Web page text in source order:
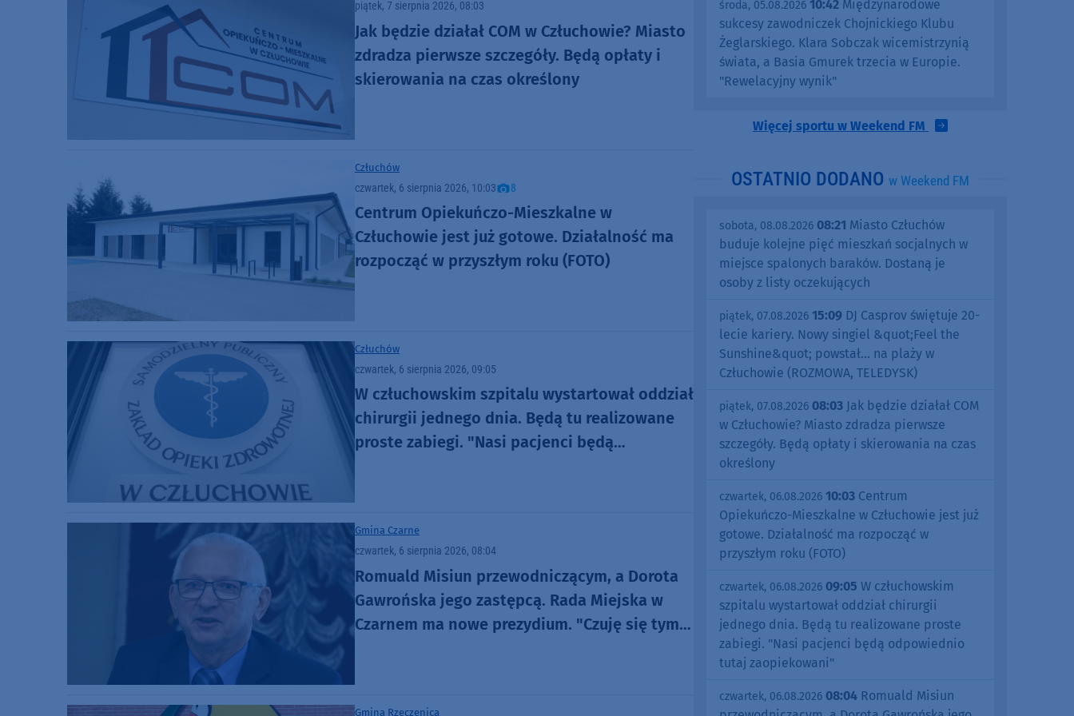
piątek, 7 sierpnia 2026, 08:03
Jak będzie działał COM w Człuchowie? Miasto
zdradza pierwsze szczegóły. Będą opłaty i
skierowania na czas określony
Człuchów
czwartek, 6 sierpnia 2026, 10:03 8
Centrum Opiekuńczo-Mieszkalne w
Człuchowie jest już gotowe. Działalność ma
rozpocząć w przyszłym roku (FOTO)
Człuchów
czwartek, 6 sierpnia 2026, 09:05
W człuchowskim szpitalu wystartował oddział
chirurgii jednego dnia. Będą tu realizowane
proste zabiegi. "Nasi pacjenci będą
Gmina Czarne
czwartek, 6 sierpnia 2026, 08:04
Romuald Misiun przewodniczącym, a Dorota
Gawrońska jego zastępcą. Rada Miejska w
Czarnem ma nowe prezydium. "Czuję się tym
Gmina Rzeczenica
środa, 05.08.2026 10:42 Międzynarodowe
sukcesy zawodniczek Chojnickiego Klubu
Żeglarskiego. Klara Sobczak wicemistrzynią
świata, a Basia Gmurek trzecia w Europie.
"Rewelacyjny wynik"
Więcej sportu w Weekend FM
OSTATNIO DODANO w Weekend FM
sobota, 08.08.2026 08:21 Miasto Człuchów
buduje kolejne pięć mieszkań socjalnych w
miejsce spalonych baraków. Dostaną je
osoby z listy oczekujących
piątek, 07.08.2026 15:09 DJ Casprov świętuje 20-
lecie kariery. Nowy singiel &quot;Feel the
Sunshine&quot; powstał... na plaży w
Człuchowie (ROZMOWA, TELEDYSK)
piątek, 07.08.2026 08:03 Jak będzie działał COM
w Człuchowie? Miasto zdradza pierwsze
szczegóły. Będą opłaty i skierowania na czas
określony
czwartek, 06.08.2026 10:03 Centrum
Opiekuńczo-Mieszkalne w Człuchowie jest już
gotowe. Działalność ma rozpocząć w
przyszłym roku (FOTO)
czwartek, 06.08.2026 09:05 W człuchowskim
szpitalu wystartował oddział chirurgii
jednego dnia. Będą tu realizowane proste
zabiegi. "Nasi pacjenci będą odpowiednio
tutaj zaopiekowani"
czwartek, 06.08.2026 08:04 Romuald Misiun